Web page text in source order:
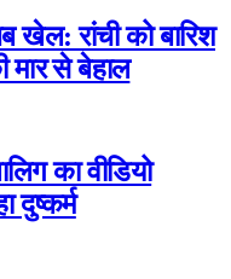
रांची को बारिश
से बेहाल
का वीडियो
दुष्कर्म